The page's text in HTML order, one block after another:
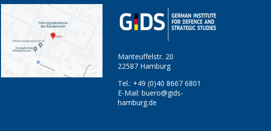
Manteuffelstr. 20
22587 Hamburg
Tel.: +49 (0)40 8667 6801
E-Mail: buero@gids-
hamburg.de